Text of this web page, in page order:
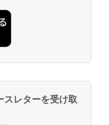
スレターを受け取